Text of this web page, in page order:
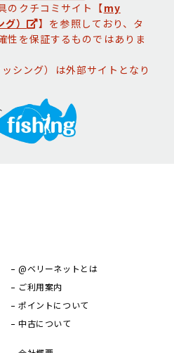
のクチコミサイト【my
グ）
】を参照しており、タ
性を保証するものではありま
ング）は外部サイトとなり
@ベリーネットとは
ご利用案内
ポイントについて
中古について